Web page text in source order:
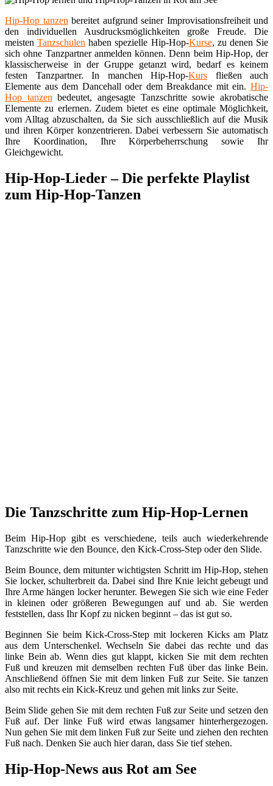
Hip-Hop tanzen bereitet aufgrund seiner Improvisationsfreiheit und
den individuellen Ausdrucksmöglichkeiten große Freude. Die
meistenTanzschulen haben spezielle Hip-Hop-Kurse, zu denen Sie
sich ohne Tanzpartner anmelden können. Denn beim Hip-Hop, der
klassischerweise in der Gruppe getanzt wird, bedarf es keinem
festen Tanzpartner. In manchen Hip-Hop-Kurs fließen auch
Elemente aus dem Dancehall oder dem Breakdance mit ein. Hip-
Hop tanzen bedeutet, angesagte Tanzschritte sowie akrobatische
Elemente zu erlernen. Zudem bietet es eine optimale Möglichkeit,
vom Alltag abzuschalten, da Sie sich ausschließlich auf die Musik
und ihren Körper konzentrieren. Dabei verbessern Sie automatisch
Ihre Koordination, Ihre Körperbeherrschung sowie Ihr
Gleichgewicht.
Hip-Hop-Lieder – Die perfekte Playlist
zum Hip-Hop-Tanzen
Die Tanzschritte zum Hip-Hop-Lernen
Beim Hip-Hop gibt es verschiedene, teils auch wiederkehrende
Tanzschritte wie den Bounce, den Kick-Cross-Step oder den Slide.
Beim Bounce, dem mitunter wichtigsten Schritt im Hip-Hop, stehen
Sie locker, schulterbreit da. Dabei sind Ihre Knie leicht gebeugt und
Ihre Arme hängen locker herunter. Bewegen Sie sich wie eine Feder
in kleinen oder größeren Bewegungen auf und ab. Sie werden
feststellen, dass Ihr Kopf zu nicken beginnt – das ist gut so.
Beginnen Sie beim Kick-Cross-Step mit lockeren Kicks am Platz
aus dem Unterschenkel. Wechseln Sie dabei das rechte und das
linke Bein ab. Wenn dies gut klappt, kicken Sie mit dem rechten
Fuß und kreuzen mit demselben rechten Fuß über das linke Bein.
Anschließend öffnen Sie mit dem linken Fuß zur Seite. Sie tanzen
also mit rechts ein Kick-Kreuz und gehen mit links zur Seite.
Beim Slide gehen Sie mit dem rechten Fuß zur Seite und setzen den
Fuß auf. Der linke Fuß wird etwas langsamer hinterhergezogen.
Nun gehen Sie mit dem linken Fuß zur Seite und ziehen den rechten
Fuß nach. Denken Sie auch hier daran, dass Sie tief stehen.
Hip-Hop-News aus Rot am See